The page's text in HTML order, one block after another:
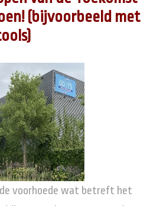
(bijvoorbeeld met
voorhoede wat betreft het